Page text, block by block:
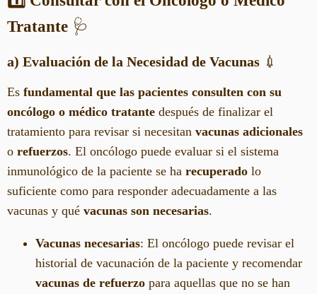
Tratante 🩺
a) Evaluación de la Necesidad de Vacunas 💉
Es fundamental que las pacientes consulten con su
oncólogo o médico tratante después de finalizar el
tratamiento para revisar si necesitan vacunas adicionales
o refuerzos. El oncólogo puede evaluar si el sistema
inmunológico de la paciente se ha recuperado lo
suficiente como para responder adecuadamente a las
vacunas y qué vacunas son necesarias.
Vacunas necesarias: El oncólogo puede revisar el
historial de vacunación de la paciente y recomendar
vacunas de refuerzo para aquellas que no se han